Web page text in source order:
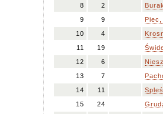
8
2
9
9
10
4
11
19
12
6
13
7
14
11
15
24